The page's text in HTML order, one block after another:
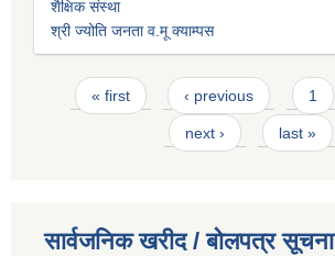
शैक्षिक संस्था
श्री ज्योति जनता व.मू क्याम्पस
Pages
« first ‹ previous 1
next › last »
सार्वजनिक खरीद / बोलपत्र सूचना